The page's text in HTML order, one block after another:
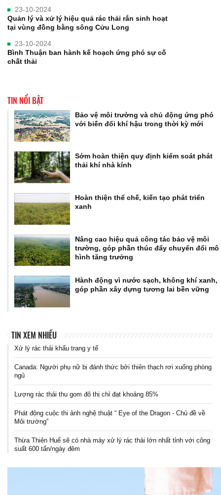
23-10-2024
Quản lý và xử lý hiệu quả rác thải rắn sinh hoạt
tại vùng đồng bằng sông Cửu Long
23-10-2024
Bình Thuận ban hành kế hoạch ứng phó sự cố
chất thải
TIN NỔI BẬT
Bảo vệ môi trường và chủ động ứng phó
với biến đổi khí hậu trong thời kỳ mới
Sớm hoàn thiện quy định kiểm soát phát
thải khí nhà kính
Hoàn thiện thể chế, kiến tạo phát triển
xanh
Nâng cao hiệu quả công tác bảo vệ môi
trường, góp phần thúc đẩy chuyển đổi mô
hình tăng trưởng
Hành động vì nước sạch, không khí xanh,
góp phần xây dựng tương lai bền vững
TIN XEM NHIỀU
Xử lý rác thải khẩu trang y tế
Canada: Người phụ nữ bị đánh thức bởi thiên thạch rơi xuống phòng
ngủ
Lượng rác thải thu gom đô thị chỉ đạt khoảng 85%
Phát động cuộc thi ảnh nghệ thuật “ Eye of the Dragon - Chủ đề về
Môi trường”
Thừa Thiên Huế sẽ có nhà máy xử lý rác thải lớn nhất tỉnh với công
suất 600 tấn/ngày đêm